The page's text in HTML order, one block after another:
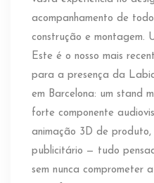
acompanhamento de
construção e montagem.
Este é o nosso mais
para a presença da
em Barcelona: um stand
forte componente
animação 3D de
publicitário — tudo
sem nunca comprometer